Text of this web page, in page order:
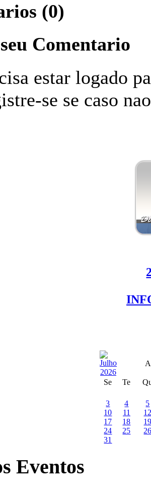
(0)
Comentario
estar logado
se se caso
Se Te
3 4
5
10
11
17
18
24
25
31
Eventos